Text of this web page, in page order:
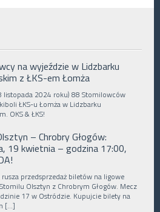
na wyjeździe w Lidzbarku
z ŁKS-em Łomża
listopada 2024 roku) 88 Stomilowców
ŁKS-u Łomża w Lidzbarku
OKS & ŁKS!
– Chrobry Głogów:
19 kwietnia – godzina 17:00,
przedsprzedaż biletów na ligowe
Olsztyn z Chrobrym Głogów. Mecz
17 w Ostródzie. Kupujcie bilety na
[…]